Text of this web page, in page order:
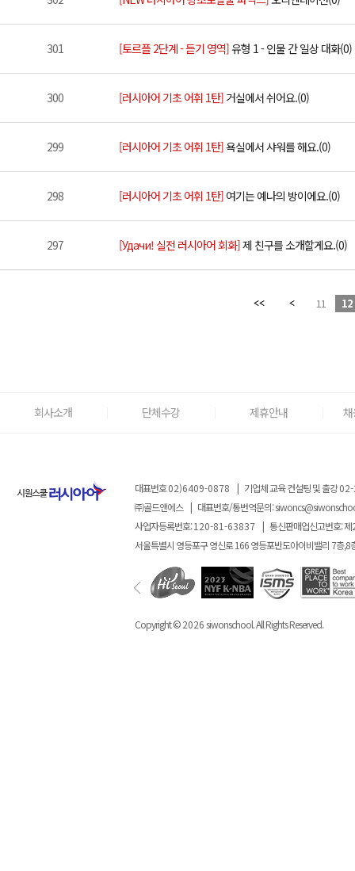
301 [토르플 2단계 - 듣기 영역]유형 1 - 인물 간 일상 대화(0)
300 [러시아어 기초 어휘 1탄] 거실에서 쉬어요.(0)
299 [러시아어 기초 어휘 1탄]욕실에서 샤워를 해요.(0)
298 [러시아어 기초 어휘 1탄] 여기는 예나의 방이에요.(0)
297 [Удачи! 실전 러시아어 회화]제 친구를 소개할게요.(0)
11 12
회사소개 단체수강 제휴안내
대표번호02)6409-0878 | 기업체 교육 컨설팅 및 출강
㈜골드앤에스 | 대표번호/통번역문의:
사업자등록번호:120-81-63837 | 통신판매업신고번호: 제
서울특별시 영등포구 영신로 166 영등포반도아이비밸리 7층,8
Copyright ©2026siwonschool. All Rights Reserved.